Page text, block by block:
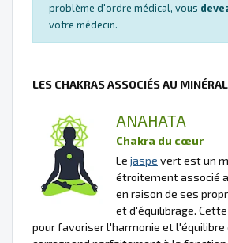
problème d'ordre médical, vous
votre médecin.
LES CHAKRAS ASSOCIÉS AU
ANAHATA
Chakra du cœur
Le jaspe vert est un
étroitement associé
en raison de ses
et d'équilibrage.
pour favoriser l'harmonie et l'équilibre